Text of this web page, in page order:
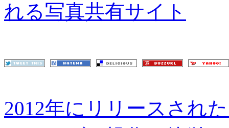
れる写真共有サイト
2012年にリリースされ